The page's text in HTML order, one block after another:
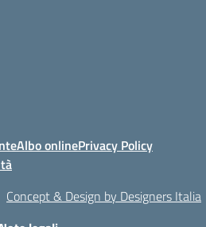
Albo onlinePrivacy Policy
Concept & Design by Designers Italia